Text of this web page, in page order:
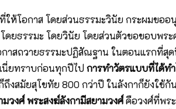
โอกาส โดยส่วนธรรมะวินัย กระผมขออ
ยธรรมะ โดยวินัย โดยส่วนตัวขอขอบพร
าสถวายธรรมะปฏิสัณฐาน ในตอนแรกที่
นี่ยทราบก่อนทุกปีไปการทำวัตรแบบที่ได้ท
งสมัยสุโขทัย 800 กว่าปี ในลังกาก็ยังใช้
วงศ์ พระสงฆ์ลังกามีสยามวงศ์คือวงศ์ที่พร